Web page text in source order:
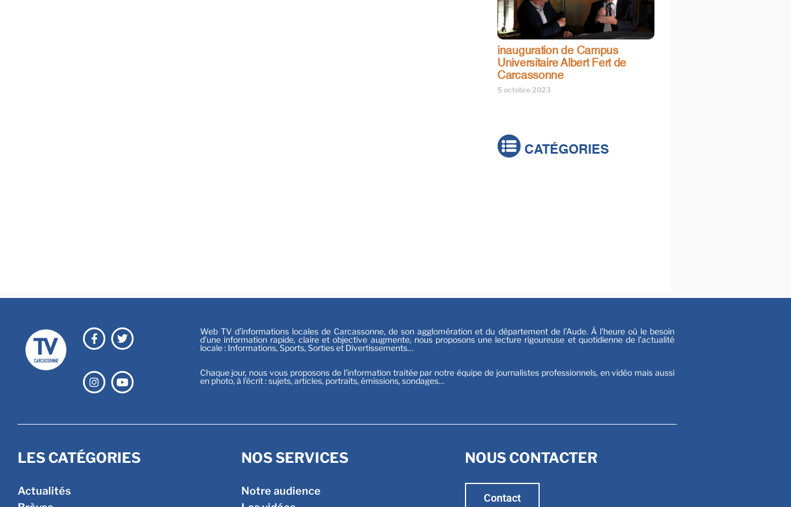
inauguration de Campus
Universitaire Albert Fert de
Carcassonne
5 octobre 2023
CATÉGORIES
Web TV d’informations locales de Carcassonne, de son agglomération et du département de l’Aude. À l’heure où le besoin
d’une information rapide, claire et objective augmente, nous proposons une lecture rigoureuse et quotidienne de l’actualité
locale : Informations, Sports, Sorties et Divertissements…
Chaque jour, nous vous proposons de l’information traitée par notre équipe de journalistes professionnels, en vidéo mais aussi
en photo, à l’écrit : sujets, articles, portraits, émissions, sondages…
LES CATÉGORIES
Actualités
NOS SERVICES
Notre audience
NOUS CONTACTER
Contact